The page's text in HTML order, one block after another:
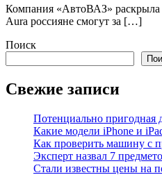
Компания «АвтоВАЗ» раскрыла
Aura россияне смогут за […]
Поиск
Свежие записи
Потенциально пригодная
Какие модели iPhone и
Как проверить машину с
Эксперт назвал 7
Стали известны цены на